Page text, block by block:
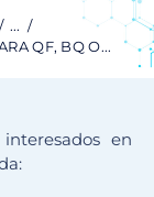
...
QF, BQ O...
en